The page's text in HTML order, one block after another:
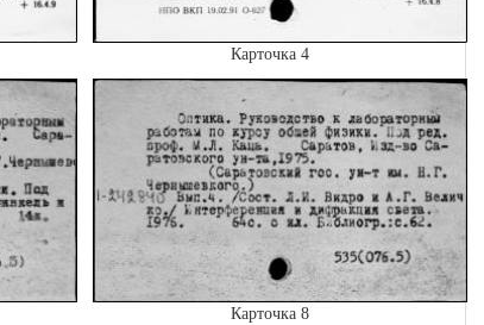
Карточка 4
Карточка 8